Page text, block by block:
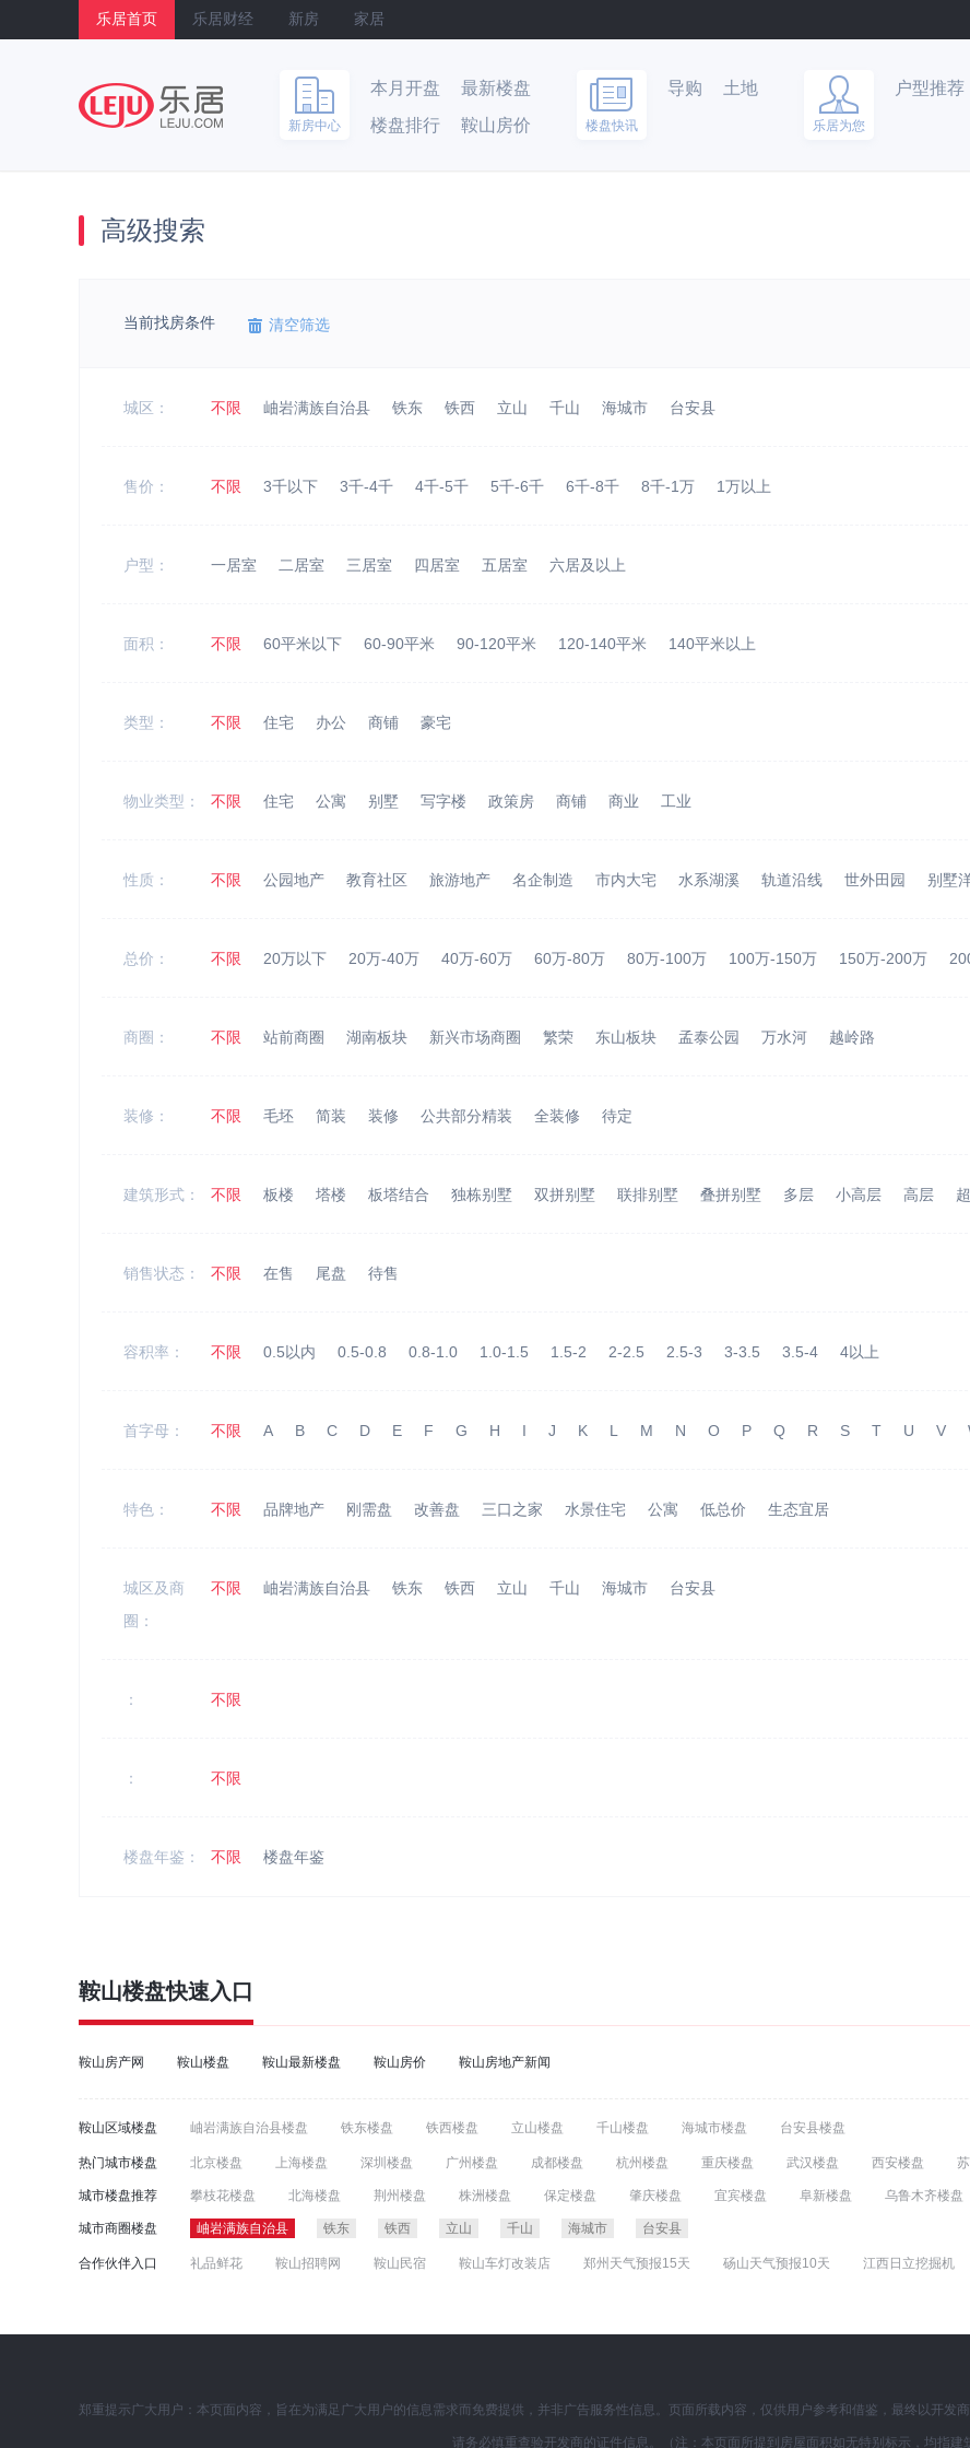
乐居首页 乐居财经 新房 家居
新房中心
本月开盘
最新楼盘
楼盘排行
鞍山房价 楼盘快讯
导购 土地
乐居为您
户型推荐
高级搜索
当前找房条件 清空筛选
城区： 不限 岫岩满族自治县 铁东 铁西 立山 千山 海城市 台安县
售价： 不限 3千以下 3千-4千 4千-5千 5千-6千 6千-8千 8千-1万 1万以上
户型： 一居室 二居室 三居室 四居室 五居室 六居及以上
面积： 不限 60平米以下 60-90平米 90-120平米 120-140平米 140平米以上
类型： 不限 住宅 办公 商铺 豪宅
物业类型： 不限 住宅 公寓 别墅 写字楼 政策房 商铺 商业 工业
性质： 不限 公园地产 教育社区 旅游地产 名企制造 市内大宅 水系湖溪 轨道沿线 世外田园 别墅
总价： 不限 20万以下 20万-40万 40万-60万 60万-80万 80万-100万 100万-150万 150万-200万
商圈： 不限 站前商圈 湖南板块 新兴市场商圈 繁荣 东山板块 孟泰公园 万水河 越岭路
装修： 不限 毛坯 简装 装修 公共部分精装 全装修 待定
建筑形式： 不限 板楼 塔楼 板塔结合 独栋别墅 双拼别墅 联排别墅 叠拼别墅 多层 小高层 高层
销售状态： 不限 在售 尾盘 待售
容积率： 不限 0.5以内 0.5-0.8 0.8-1.0 1.0-1.5 1.5-2 2-2.5 2.5-3 3-3.5 3.5-4 4以上
首字母： 不限 A B C D E F G H I J K L M N O P Q R S T U V
特色： 不限 品牌地产 刚需盘 改善盘 三口之家 水景住宅 公寓 低总价 生态宜居
城区及商
圈：
不限 岫岩满族自治县 铁东 铁西 立山 千山 海城市 台安县
： 不限
： 不限
楼盘年鉴： 不限 楼盘年鉴
鞍山楼盘快速入口
鞍山房产网 鞍山楼盘 鞍山最新楼盘 鞍山房价 鞍山房地产新闻
鞍山区域楼盘 岫岩满族自治县楼盘 铁东楼盘 铁西楼盘 立山楼盘 千山楼盘 海城市楼盘 台安县楼盘
热门城市楼盘 北京楼盘 上海楼盘 深圳楼盘 广州楼盘 成都楼盘 杭州楼盘 重庆楼盘 武汉楼盘 西安楼盘
郑州楼盘
东莞楼盘 青岛楼盘 沈阳楼盘 宁波楼盘 昆明楼盘 无锡楼盘 佛山楼盘 合肥楼盘
济南楼盘
温州楼盘 长春楼盘 石家庄楼盘
城市楼盘推荐 攀枝花楼盘 北海楼盘 荆州楼盘 株洲楼盘 保定楼盘 肇庆楼盘 宜宾楼盘 阜新楼盘 乌鲁木齐楼盘
南阳楼盘
马鞍山楼盘 通化楼盘 洛阳楼盘 沧州楼盘 镇江楼盘
城市商圈楼盘 岫岩满族自治县 铁东 铁西 立山 千山 海城市 台安县
合作伙伴入口 礼品鲜花 鞍山招聘网 鞍山民宿 鞍山车灯改装店 郑州天气预报15天 砀山天气预报10天 江西日立挖掘机
郑重提示广大用户：本页面内容，旨在为满足广大用户的信息需求而免费提供，并非广告服务性信息。页面所载内容，仅供用户参考和借鉴，最终以开发
请务必慎重查验开发商的证件信息。（注：本页面所提到房屋面积如无特别标示，均指建